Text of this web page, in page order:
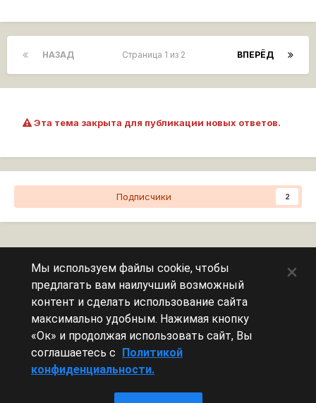
НАЗАД ВПЕРЁД
Страница 1 из 2
Эта тема закрыта для публикации новых ответов.
Подписчики 2
Сейчас на странице
Эту страницу никто не просматривает.
Мы используем файлы cookie, чтобы
предлагать вам наилучший возможный
контент и сделать использование сайта
максимально удобным. Нажимая кнопку
«Ок» и продолжая использовать сайт, Вы
соглашаетесь с Политикой
конфиденциальности.
×